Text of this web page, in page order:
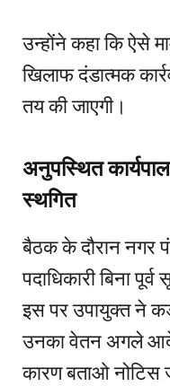
उन्होंने कहा कि ऐसे
खिलाफ दंडात्मक
तय की जाएगी।
अनुपस्थित
स्थगित
बैठक के दौरान नगर
पदाधिकारी बिना
इस पर उपायुक्त ने
उनका वेतन अगले
कारण बताओ नोटिस